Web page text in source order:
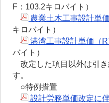
F：103.2キロバイト）
農業土木工事設計単
キロバイト）
港湾工事設計単価（
バイト）
改定した項目以外は引き
す。
○特例措置
設計労務単価改定に